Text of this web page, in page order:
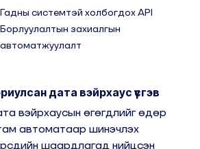
Гадны системтэй холбогдох API
Борлуулалтын захиалгын
автоматжуулалт
дата вэйрхаус үүсгэв
вэйрхаусын өгөгдлийг өдөр
автоматаар шинэчлэх
шаардлагад нийцсэн